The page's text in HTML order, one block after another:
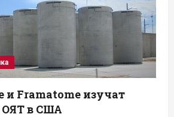
и Framatome изучат
ОЯТ в США